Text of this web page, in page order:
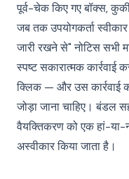
पूर्व-चेक किए गए बॉक्स,
जब तक उपयोगकर्ता
जारी रखने से" नोटिस सभी
स्पष्ट सकारात्मक कार्रवाई
क्लिक — और उस कार्रवाई
जोड़ा जाना चाहिए। बंडल
वैयक्तिकरण को एक हां-
अस्वीकार किया जाता है।